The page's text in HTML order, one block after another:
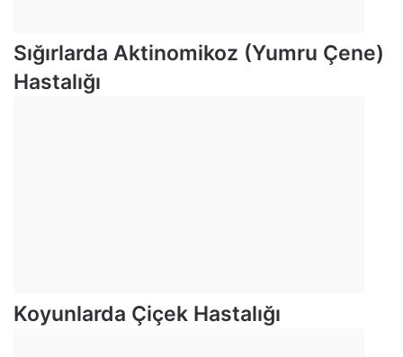
Sığırlarda Aktinomikoz (Yumru Çene)
Hastalığı
Koyunlarda Çiçek Hastalığı